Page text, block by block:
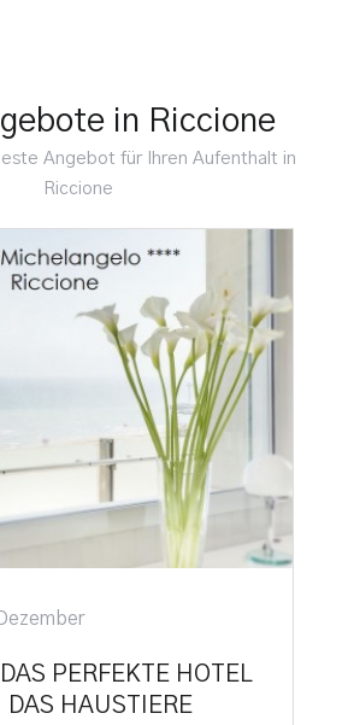
in Riccione
Angebot für Ihren Aufenthalt in
Riccione
HOTEL